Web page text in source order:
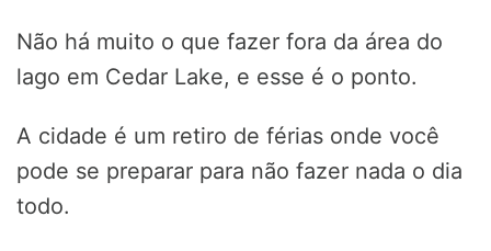
Não há muito o que fazer fora da área do
lago em Cedar Lake, e esse é o ponto.
A cidade é um retiro de férias onde você
pode se preparar para não fazer nada o dia
todo.